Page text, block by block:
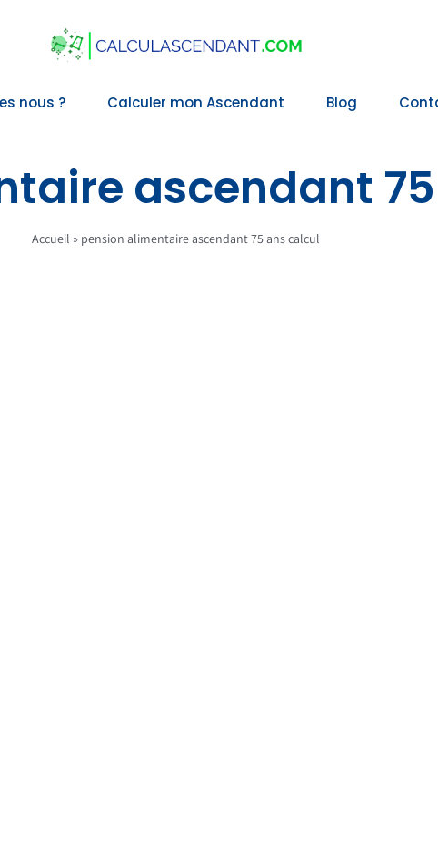
nous ? Calculer mon Ascendant Blog
ascendant
Accueil » pension alimentaire ascendant 75 ans calcul